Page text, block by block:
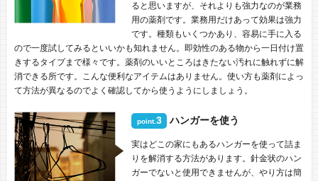
ると思いますが、それよりも強力なのが業務
用の薬剤です。業務用だけあって効果は強力
です。種類もいくつかあり、容易に手に入る
ので一度試してみるといいかも知れません。即効性のある物から一日付け置
きするタイプまで様々です。薬剤のいいところはきたない汚れに触れずに解
消できる所です。こんな便利なアイテムはありません。使い方も薬剤によっ
て方法が異なるのでよく確認してから使うようにしましょう。
point.3 ハンガーを使う
実はどこの家にもあるハンガーを使って詰ま
りを解消する方法があります。針金状のハン
ガーでないと使用できませんが、やり方は簡